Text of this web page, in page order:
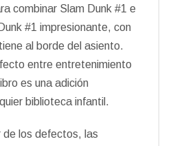
combinar Slam Dunk #1 e
#1 impresionante, con
al borde del asiento.
entre entretenimiento
es una adición
biblioteca infantil.
de los defectos, las